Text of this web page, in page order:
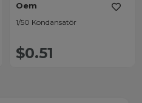
Oem
1/50 Kondansatör
$0.51